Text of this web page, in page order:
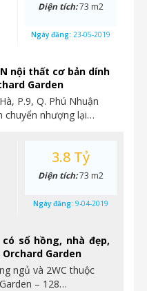
nội thất cơ bản dính
Garden
P.9, Q. Phú Nhuận
chuyển nhượng lại…
Diện tích:73 m2
Ngày đăng: 23-05-2019
sổ hồng, nhà đẹp,
Garden
ngủ và 2WC thuộc
– 128…
3.8 Tỷ
Diện tích:73 m2
Ngày đăng: 9-04-2019